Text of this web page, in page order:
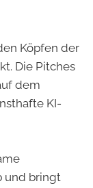
Köpfen der
Die Pitches
dem
KI-
und bringt